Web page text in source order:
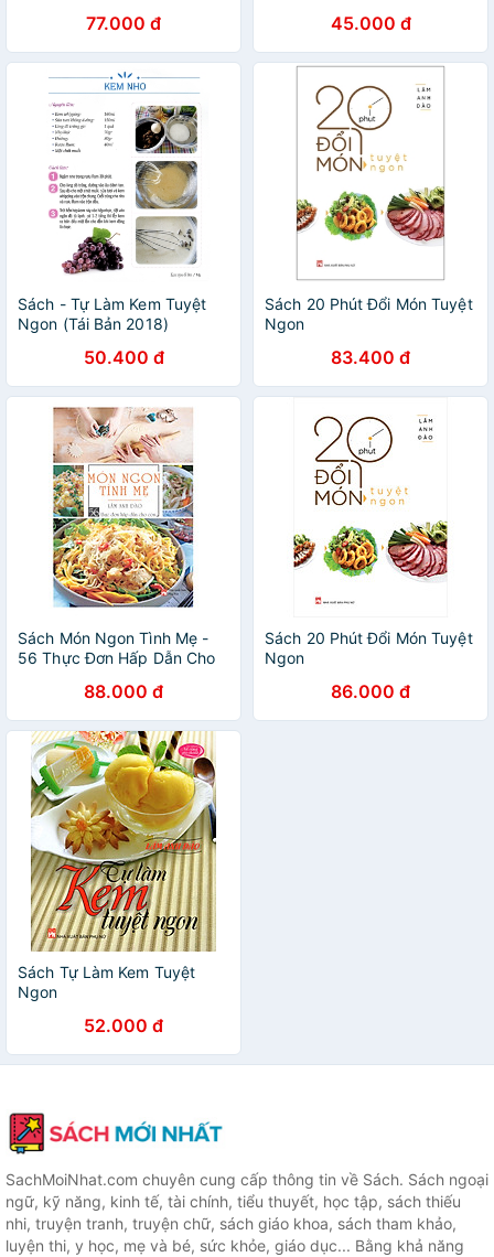
77.000 đ 45.000 đ
Sách - Tự Làm Kem Tuyệt
Ngon (Tái Bản 2018)
50.400 đ
Sách 20 Phút Đổi Món Tuyệt
Ngon
83.400 đ
Sách Món Ngon Tình Mẹ -
56 Thực Đơn Hấp Dẫn Cho
88.000 đ
Sách 20 Phút Đổi Món Tuyệt
Ngon
86.000 đ
Sách Tự Làm Kem Tuyệt
Ngon
52.000 đ
SachMoiNhat.com chuyên cung cấp thông tin về Sách. Sách ngoại
ngữ, kỹ năng, kinh tế, tài chính, tiểu thuyết, học tập, sách thiếu
nhi, truyện tranh, truyện chữ, sách giáo khoa, sách tham khảo,
luyện thi, y học, mẹ và bé, sức khỏe, giáo dục... Bằng khả năng